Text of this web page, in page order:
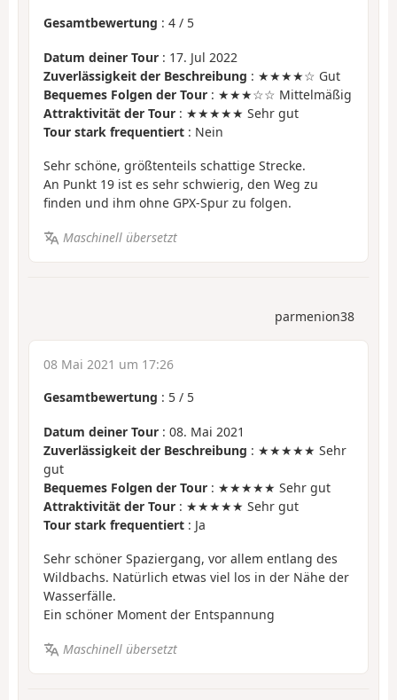
Gesamtbewertung : 4 / 5
Datum deiner Tour : 17. Jul 2022
Zuverlässigkeit der Beschreibung : ★★★★☆ Gut
Bequemes Folgen der Tour : ★★★☆☆ Mittelmäßig
Attraktivität der Tour : ★★★★★ Sehr gut
Tour stark frequentiert : Nein
Sehr schöne, größtenteils schattige Strecke.
An Punkt 19 ist es sehr schwierig, den Weg zu
finden und ihm ohne GPX-Spur zu folgen.
Maschinell übersetzt
parmenion38
08 Mai 2021 um 17:26
Gesamtbewertung : 5 / 5
Datum deiner Tour : 08. Mai 2021
Zuverlässigkeit der Beschreibung : ★★★★★ Sehr
gut
Bequemes Folgen der Tour : ★★★★★ Sehr gut
Attraktivität der Tour : ★★★★★ Sehr gut
Tour stark frequentiert : Ja
Sehr schöner Spaziergang, vor allem entlang des
Wildbachs. Natürlich etwas viel los in der Nähe der
Wasserfälle.
Ein schöner Moment der Entspannung
Maschinell übersetzt